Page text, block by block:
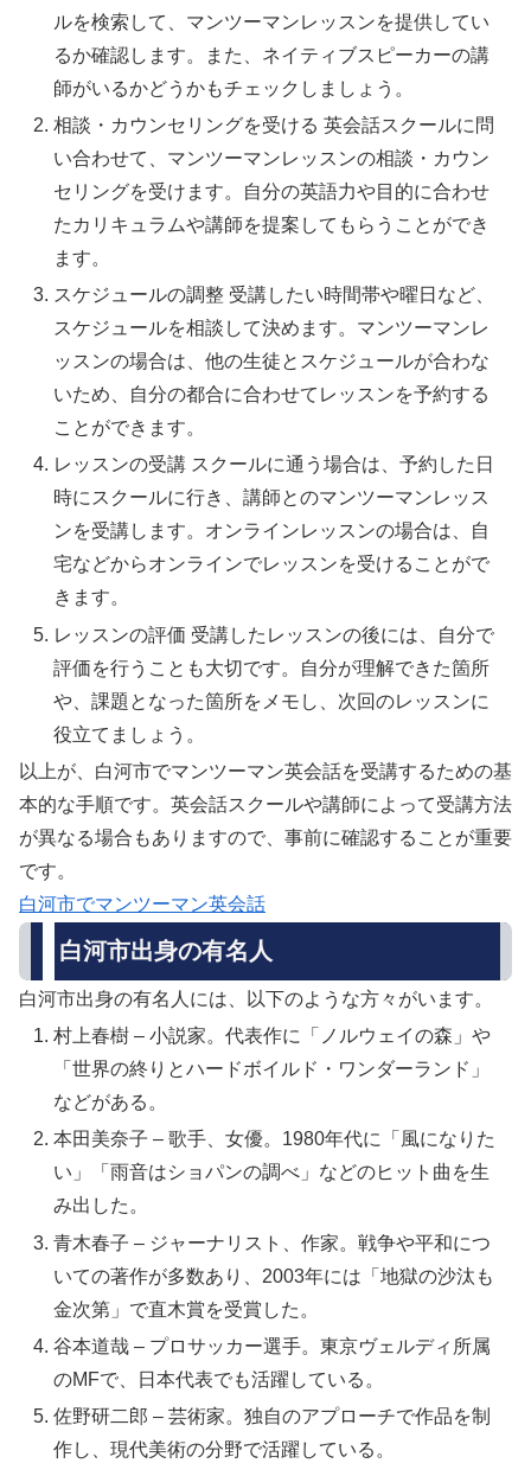
ルを検索して、マンツーマンレッスンを提供してい
るか確認します。また、ネイティブスピーカーの講
師がいるかどうかもチェックしましょう。
相談・カウンセリングを受ける 英会話スクールに問
い合わせて、マンツーマンレッスンの相談・カウン
セリングを受けます。自分の英語力や目的に合わせ
たカリキュラムや講師を提案してもらうことができ
ます。
スケジュールの調整 受講したい時間帯や曜日など、
スケジュールを相談して決めます。マンツーマンレ
ッスンの場合は、他の生徒とスケジュールが合わな
いため、自分の都合に合わせてレッスンを予約する
ことができます。
レッスンの受講 スクールに通う場合は、予約した日
時にスクールに行き、講師とのマンツーマンレッス
ンを受講します。オンラインレッスンの場合は、自
宅などからオンラインでレッスンを受けることがで
きます。
レッスンの評価 受講したレッスンの後には、自分で
評価を行うことも大切です。自分が理解できた箇所
や、課題となった箇所をメモし、次回のレッスンに
役立てましょう。
以上が、白河市でマンツーマン英会話を受講するための基
本的な手順です。英会話スクールや講師によって受講方法
が異なる場合もありますので、事前に確認することが重要
です。
白河市でマンツーマン英会話
白河市出身の有名人
白河市出身の有名人には、以下のような方々がいます。
村上春樹 – 小説家。代表作に「ノルウェイの森」や
「世界の終りとハードボイルド・ワンダーランド」
などがある。
本田美奈子 – 歌手、女優。1980年代に「風になりた
い」「雨音はショパンの調べ」などのヒット曲を生
み出した。
青木春子 – ジャーナリスト、作家。戦争や平和につ
いての著作が多数あり、2003年には「地獄の沙汰も
金次第」で直木賞を受賞した。
谷本道哉 – プロサッカー選手。東京ヴェルディ所属
のMFで、日本代表でも活躍している。
佐野研二郎 – 芸術家。独自のアプローチで作品を制
作し、現代美術の分野で活躍している。